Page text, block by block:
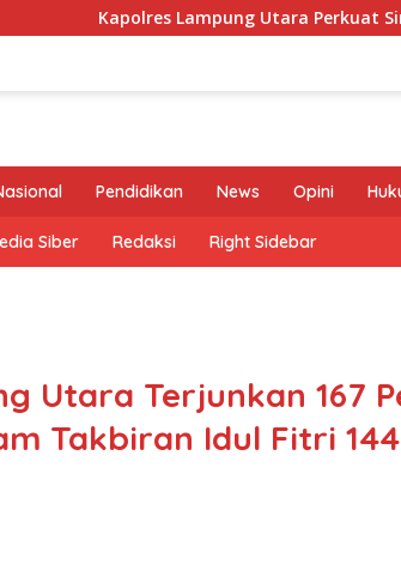
Kapolres Lampung Utara Perkuat Sinergi
Pendidikan News Opini
Siber Redaksi Right Sidebar
Utara Terjunkan 167
Takbiran Idul Fitri